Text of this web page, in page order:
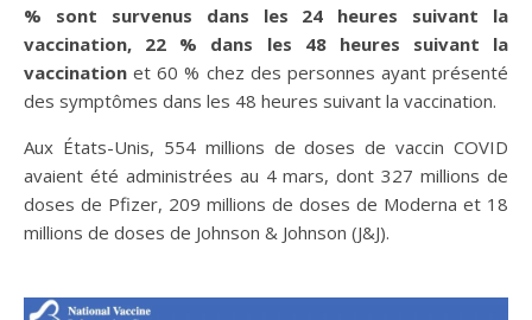
% sont survenus dans les 24 heures suivant la
vaccination, 22 % dans les 48 heures suivant la
vaccination et 60 % chez des personnes ayant présenté
des symptômes dans les 48 heures suivant la vaccination.
Aux États-Unis, 554 millions de doses de vaccin COVID
avaient été administrées au 4 mars, dont 327 millions de
doses de Pfizer, 209 millions de doses de Moderna et 18
millions de doses de Johnson & Johnson (J&J).